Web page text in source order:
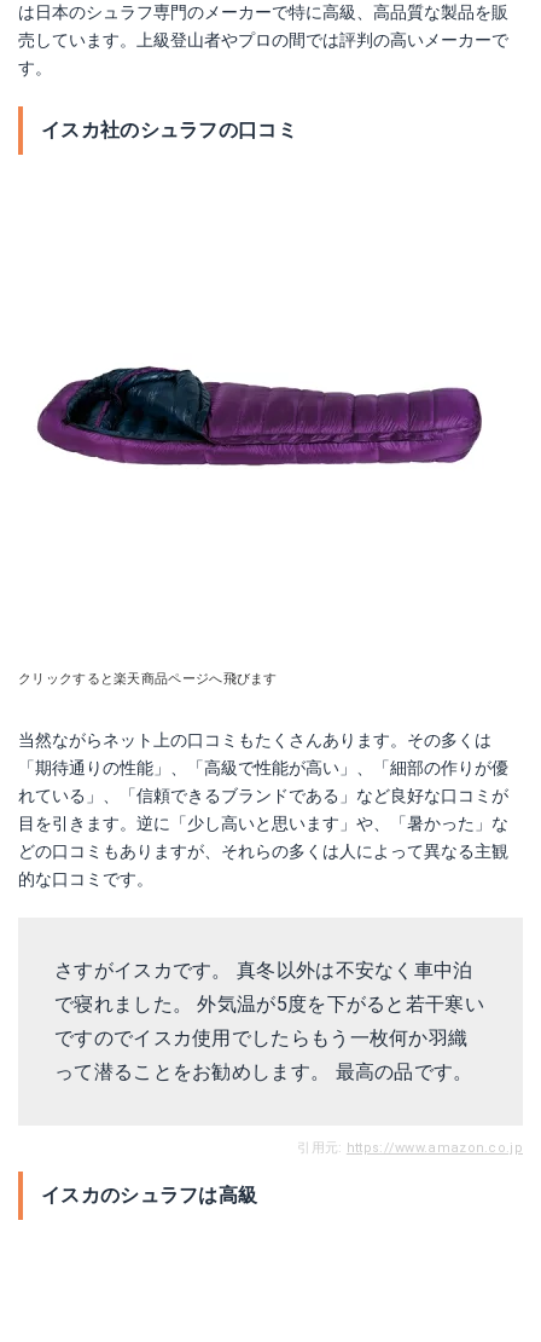
楽天で詳細を見る
Yahoo!ショッピングで見る
は日本のシュラフ専門のメーカーで特に高級、高品質な製品を販
売しています。上級登山者やプロの間では評判の高いメーカーで
す。
イスカ社のシュラフの口コミ
クリックすると楽天商品ページへ飛びます
当然ながらネット上の口コミもたくさんあります。その多くは
「期待通りの性能」、「高級で性能が高い」、「細部の作りが優
れている」、「信頼できるブランドである」など良好な口コミが
目を引きます。逆に「少し高いと思います」や、「暑かった」な
どの口コミもありますが、それらの多くは人によって異なる主観
的な口コミです。
さすがイスカです。 真冬以外は不安なく車中泊
で寝れました。 外気温が5度を下がると若干寒い
ですのでイスカ使用でしたらもう一枚何か羽織
って潜ることをお勧めします。 最高の品です。
引用元: https://www.amazon.co.jp
イスカのシュラフは高級